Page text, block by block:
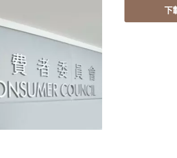
下